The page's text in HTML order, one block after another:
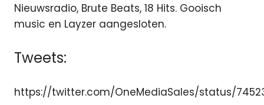
Nieuwsradio, Brute Beats, 18 Hits. Gooisch
music en Layzer aangesloten.
Tweets:
https://twitter.com/OneMediaSales/status/